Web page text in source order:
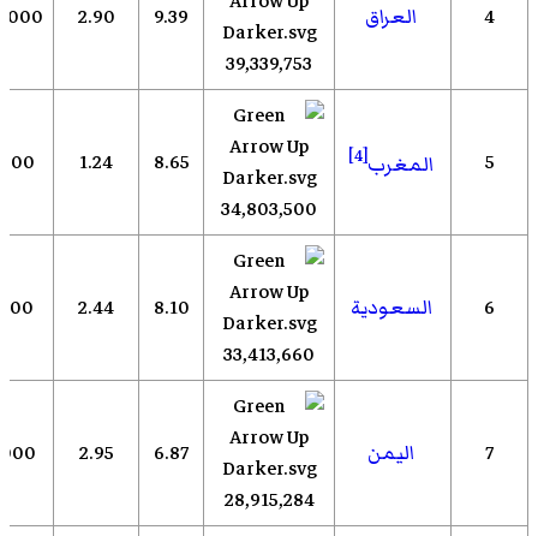
4
العراق
39,339,753
9.39
2.90
5 المغرب[4]
34,803,500
8.65
1.24
6
السعودية
33,413,660
8.10
2.44
7
اليمن
28,915,284
6.87
2.95